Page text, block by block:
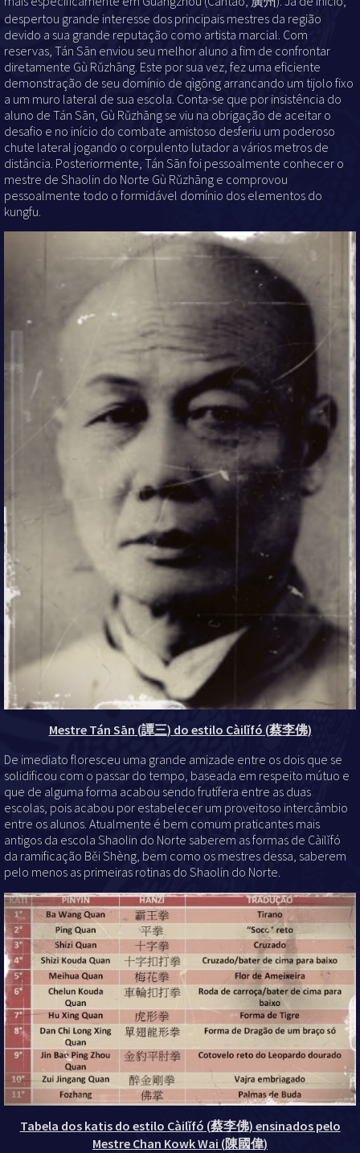
despertou grande interesse dos principais mestres da região
devido a sua grande reputação como artista marcial. Com
reservas, Tán Sān enviou seu melhor aluno a fim de confrontar
diretamente Gù Rǔzhāng. Este por sua vez, fez uma eficiente
demonstração de seu domínio de qìgōng arrancando um tijolo fixo
a um muro lateral de sua escola. Conta-se que por insistência do
aluno de Tán Sān, Gù Rǔzhāng se viu na obrigação de aceitar o
desafio e no início do combate amistoso desferiu um poderoso
chute lateral jogando o corpulento lutador a vários metros de
distância. Posteriormente, Tán Sān foi pessoalmente conhecer o
mestre de Shaolin do Norte Gù Rǔzhāng e comprovou
pessoalmente todo o formidável domínio dos elementos do
kungfu.
Mestre Tán Sān (譚三) do estilo Càilǐfó (蔡李佛)
De imediato floresceu uma grande amizade entre os dois que se
solidificou com o passar do tempo, baseada em respeito mútuo e
que de alguma forma acabou sendo frutífera entre as duas
escolas, pois acabou por estabelecer um proveitoso intercâmbio
entre os alunos. Atualmente é bem comum praticantes mais
antigos da escola Shaolin do Norte saberem as formas de Càilǐfó
da ramificação Běi Shèng, bem como os mestres dessa, saberem
pelo menos as primeiras rotinas do Shaolin do Norte.
Tabela dos katis do estilo Càilǐfó (蔡李佛) ensinados pelo
Mestre Chan Kowk Wai (陳國偉)